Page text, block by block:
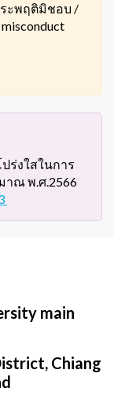
ระพฤติมิชอบ /
ร่งใสในการ
าณ พ.ศ.2566
main
Chiang